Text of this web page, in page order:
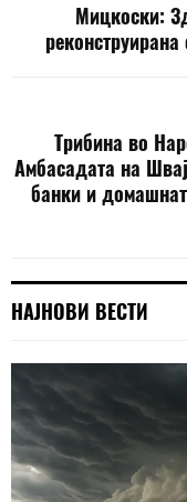
Мицкоски:
Трибина во
Амбасадата на
банки и
НАЈНОВИ ВЕСТИ